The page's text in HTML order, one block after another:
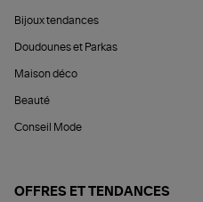
Bijoux tendances
Doudounes et Parkas
Maison déco
Beauté
Conseil Mode
OFFRES ET TENDANCES